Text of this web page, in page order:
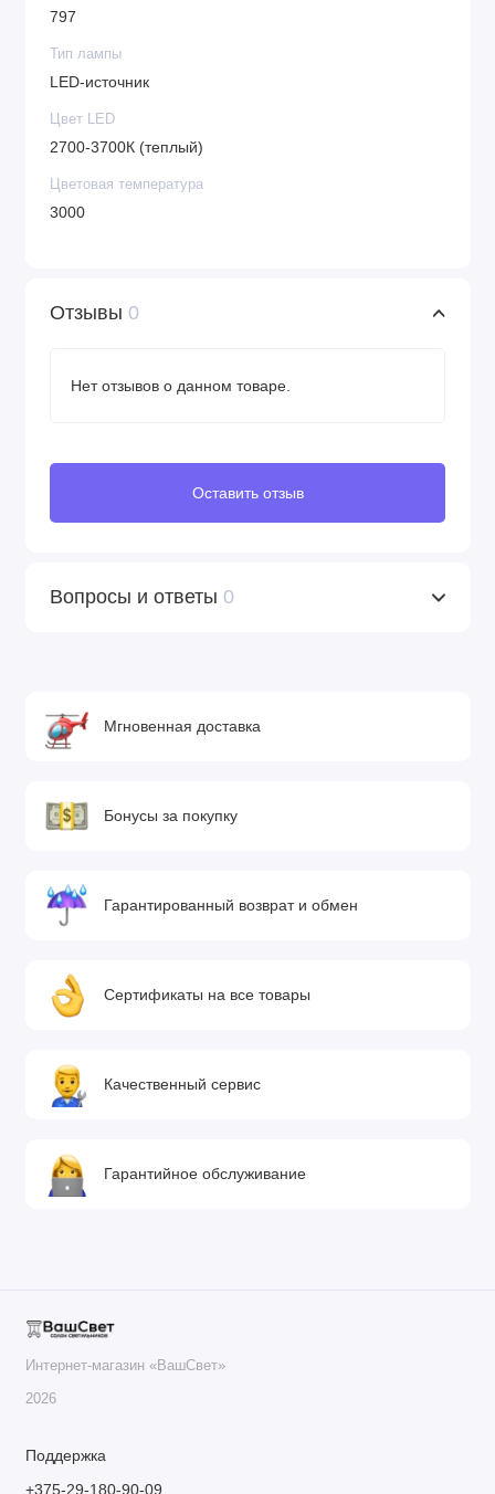
797
Тип лампы
LED-источник
Цвет LED
2700-3700К (теплый)
Цветовая температура
3000
Отзывы 0
Нет отзывов о данном товаре.
Оставить отзыв
Вопросы и ответы 0
Мгновенная доставка
Бонусы за покупку
Гарантированный возврат и обмен
Сертификаты на все товары
Качественный сервис
Гарантийное обслуживание
Интернет-магазин «ВашСвет»
2026
Поддержка
+375-29-180-90-09